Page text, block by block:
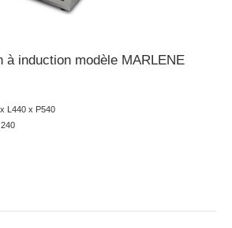
à induction modèle MARLENE
L440 x P540